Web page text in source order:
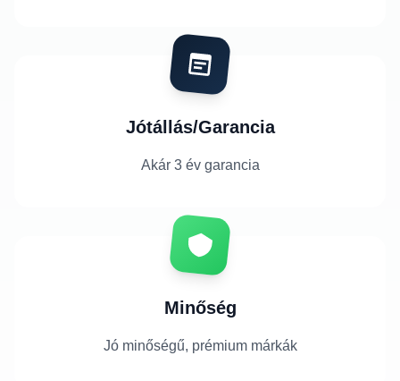
Jótállás/Garancia
Akár 3 év garancia
Minőség
Jó minőségű, prémium márkák